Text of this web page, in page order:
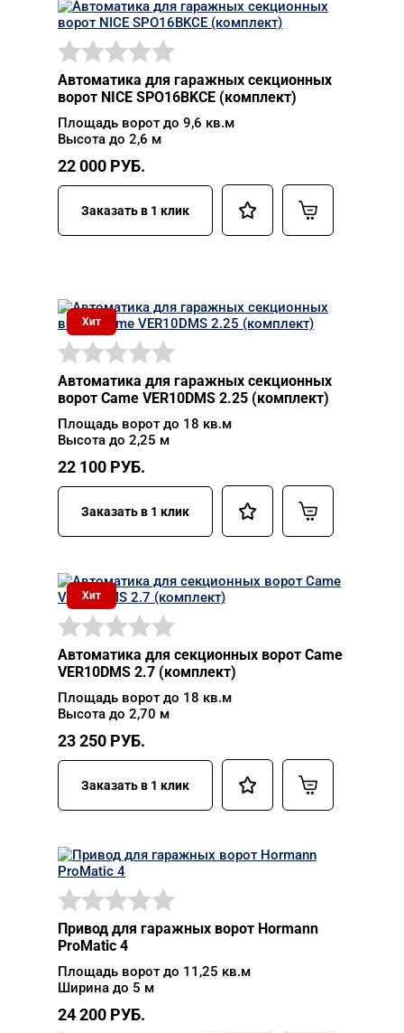
Автоматика для гаражных секционных
ворот NICE SPO16BKCE (комплект)
Площадь ворот до 9,6 кв.м
Высота до 2,6 м
22 000 РУБ.
Заказать в 1 клик
Хит
Автоматика для гаражных секционных
ворот Came VER10DMS 2.25 (комплект)
Площадь ворот до 18 кв.м
Высота до 2,25 м
22 100 РУБ.
Заказать в 1 клик
Хит
Автоматика для секционных ворот Came
VER10DMS 2.7 (комплект)
Площадь ворот до 18 кв.м
Высота до 2,70 м
23 250 РУБ.
Заказать в 1 клик
Привод для гаражных ворот Hormann
ProMatic 4
Площадь ворот до 11,25 кв.м
Ширина до 5 м
24 200 РУБ.